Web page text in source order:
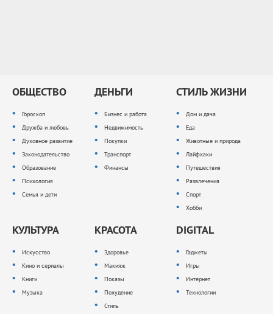
ОБЩЕСТВО
Гороскоп
Дружба и любовь
Духовное развитие
Законодательство
Образование
Психология
Семья и дети
ДЕНЬГИ
Бизнес и работа
Недвижимость
Покупки
Транспорт
Финансы
СТИЛЬ ЖИЗНИ
Дом и дача
Еда
Животные и природа
Лайфхаки
Путешествия
Развлечения
Спорт
Хобби
КУЛЬТУРА
Искусство
Кино и сериалы
Книги
Музыка
КРАСОТА
Здоровье
Макияж
Показы
Похудение
Стиль
DIGITAL
Гаджеты
Игры
Интернет
Технологии